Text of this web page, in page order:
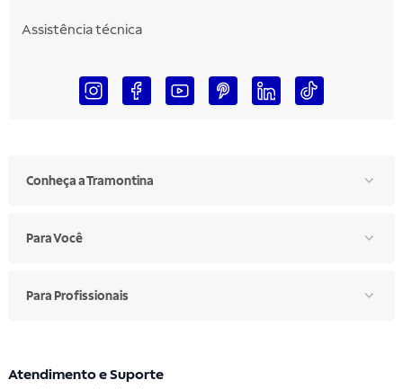
Assistência técnica
Conheça a Tramontina
Para Você
Para Profissionais
Atendimento e Suporte